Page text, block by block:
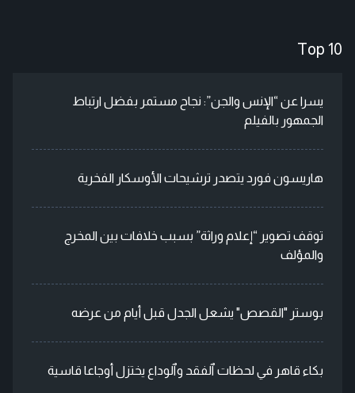
Top 10
يسرا عن “الإنس والجن”: نجاح مستمر بفضل ارتباط
الجمهور بالفيلم
هاريسون فورد يتصدر ترشيحات الأوسكار الفخرية
توقف تصوير “إعلام وراثة” بسبب خلافات بين المخرج
والمؤلف
بوستر "القصص" يشعل الجدل قبل أيام من عرضه
بكاء قاهر في لحظات ٱلفقد وٱلوداع يختزل أوجاعا قاسية